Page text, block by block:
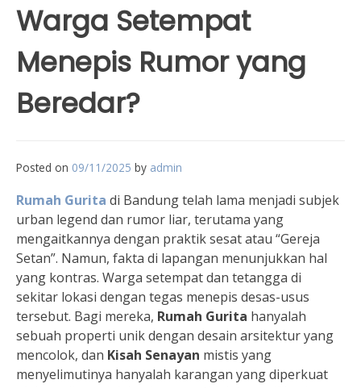
Warga Setempat
Menepis Rumor yang
Beredar?
Posted on 09/11/2025 by admin
Rumah Gurita di Bandung telah lama menjadi subjek
urban legend dan rumor liar, terutama yang
mengaitkannya dengan praktik sesat atau “Gereja
Setan”. Namun, fakta di lapangan menunjukkan hal
yang kontras. Warga setempat dan tetangga di
sekitar lokasi dengan tegas menepis desas-usus
tersebut. Bagi mereka, Rumah Gurita hanyalah
sebuah properti unik dengan desain arsitektur yang
mencolok, dan Kisah Senayan mistis yang
menyelimutinya hanyalah karangan yang diperkuat